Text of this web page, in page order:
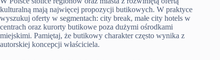
kulturalną mają najwięcej propozycji butikowych. W praktyce
wyszukuj oferty w segmentach: city break, małe city hotels w
centrach oraz kurorty butikowe poza dużymi ośrodkami
miejskimi. Pamiętaj, że butikowy charakter często wynika z
autorskiej koncepcji właściciela.